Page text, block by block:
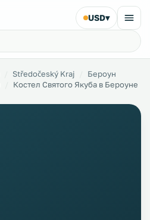
USD▾
Středočeský Kraj
Бероун
Костел Святого Якуба в Бероуне